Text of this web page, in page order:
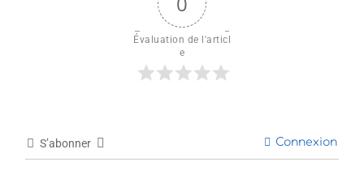
Évaluation de l'articl
e
S’abonner Connexion